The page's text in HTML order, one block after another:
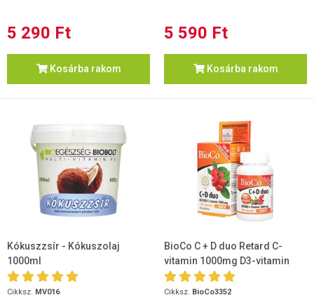
5 290 Ft
Kosárba rakom
5 590 Ft
Kosárba rakom
Kókuszzsír - Kókuszolaj
1000ml
Cikksz. MV016
BioCo C + D duo Retard C-
vitamin 1000mg D3-vitamin
2000 NE
Cikksz. BioCo3352